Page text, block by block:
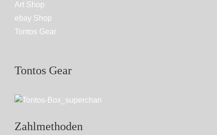
Art Shop
ebay Shop
Tontos Gear
Tontos Gear
Zahlmethoden